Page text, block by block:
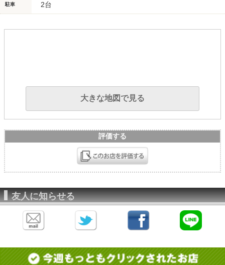
駐車 2台
大きな地図で見る
評価する
友人に知らせる